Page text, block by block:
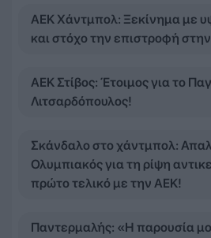
ΑΕΚ Χάντμπολ: Ξεκίνημα με
και στόχο την επιστροφή
ΑΕΚ Στίβος: Έτοιμος για το
Λιτσαρδόπουλος!
Σκάνδαλο στο χάντμπολ:
Ολυμπιακός για τη ρίψη
πρώτο τελικό με την ΑΕΚ!
Παντερμαλής: «Η παρουσία